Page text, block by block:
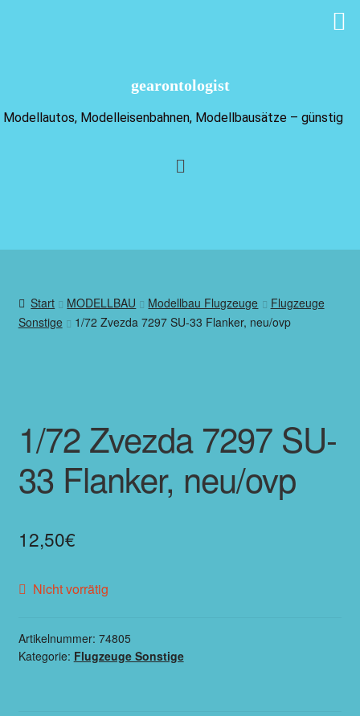
Modellautos, Modelleisenbahnen, Modellbausätze – günstig
Start MODELLBAU Modellbau Flugzeuge
Flugzeuge
Sonstige
1/72 Zvezda 7297 SU-33 Flanker, neu/ovp
1/72 Zvezda 7297 SU-
33 Flanker, neu/ovp
12,50€
Nicht vorrätig
Artikelnummer: 74805
Kategorie: Flugzeuge Sonstige
gearontologist